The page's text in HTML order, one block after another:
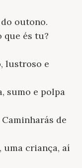
outono.
que és tu?
lustroso e
sumo e polpa
de
uma criança, aí